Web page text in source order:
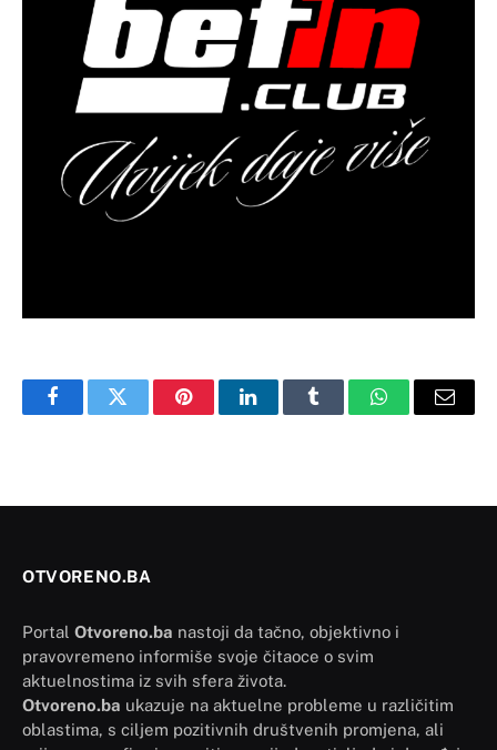
FacebookTwitter PinterestLinkedInTumblr WhatsAppEmail
OTVORENO.BA
Portal Otvoreno.ba nastoji da tačno, objektivno i
pravovremeno informiše svoje čitaoce o svim
aktuelnostima iz svih sfera života.
Otvoreno.ba ukazuje na aktuelne probleme u različitim
oblastima, s ciljem pozitivnih društvenih promjena, ali